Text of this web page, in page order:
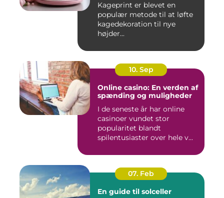
Kageprint er blevet en
populær metode til at løfte
kagedekoration til nye
højder...
10. Sep
Online casino: En verden af
spænding og muligheder
I de seneste år har online
casinoer vundet stor
popularitet blandt
spilentusiaster over hele v...
07. Feb
En guide til solceller